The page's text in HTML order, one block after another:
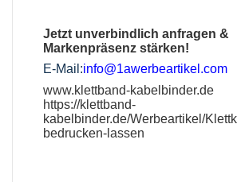
Jetzt unverbindlich anfragen &
Markenpräsenz stärken!
E-Mail:info@1awerbeartikel.com
www.klettband-kabelbinder.de
https://klettband-
kabelbinder.de/Werbeartikel/
bedrucken-lassen